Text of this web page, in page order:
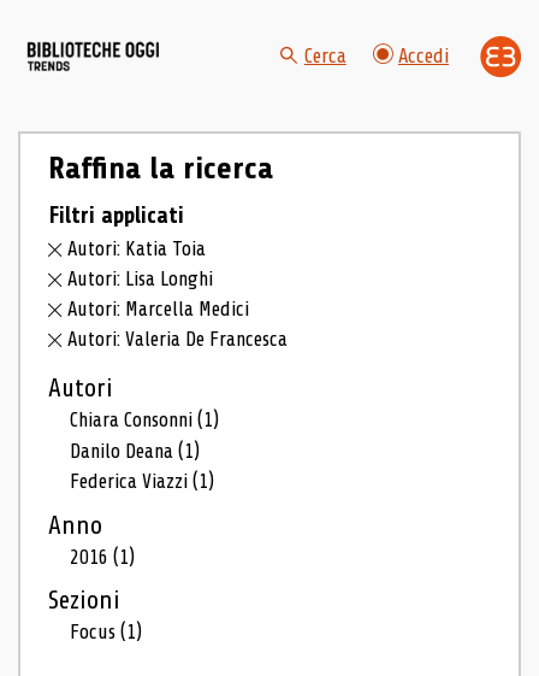
Cerca Accedi
Raffina la ricerca
Filtri applicati
Autori: Katia Toia
Autori: Lisa Longhi
Autori: Marcella Medici
Autori: Valeria De Francesca
Autori
Chiara Consonni(1)
Danilo Deana(1)
Federica Viazzi(1)
Anno
2016(1)
Sezioni
Focus(1)